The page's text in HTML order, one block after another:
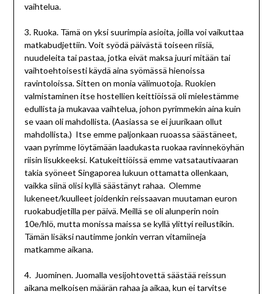
vaihtelua.
3. Ruoka. Tämä on yksi suurimpia asioita, joilla voi vaikuttaa
matkabudjettiin. Voit syödä päivästä toiseen riisiä,
nuudeleita tai pastaa, jotka eivät maksa juuri mitään tai
vaihtoehtoisesti käydä aina syömässä hienoissa
ravintoloissa. Sitten on monia välimuotoja. Ruokien
valmistaminen itse hostellien keittiöissä oli mielestämme
edullista ja mukavaa vaihtelua, johon pyrimmekin aina kuin
se vaan oli mahdollista. (Aasiassa se ei juurikaan ollut
mahdollista.) Itse emme paljonkaan ruoassa säästäneet,
vaan pyrimme löytämään laadukasta ruokaa ravinneköyhän
riisin lisukkeeksi. Katukeittiöissä emme vatsatautivaaran
takia syöneet Singaporea lukuun ottamatta ollenkaan,
vaikka siinä olisi kyllä säästänyt rahaa. Olemme
lukeneet/kuulleet joidenkin reissaavan muutaman euron
ruokabudjetilla per päivä. Meillä se oli alunperin noin
10e/hlö, mutta monissa maissa se kyllä ylittyi reilustikin.
Tämän lisäksi nautimme jonkin verran vitamiineja
matkamme aikana.
4. Juominen. Juomalla vesijohtovettä säästää reissun
aikana melkoisen määrän rahaa ja aikaa, kun ei tarvitse